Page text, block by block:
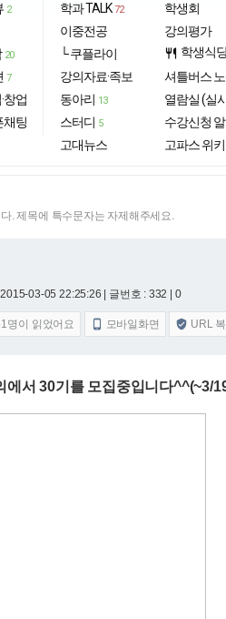
2
20
7
창업
채팅
학과 TALK 72
이중전공
└ 쿠플라이
강의자료·족보
동아리 13
스터디 5
고대뉴스
학생회
강의평가
restaurant 학생식
셔틀버스
열람실 (실
수강신청
고파스 위키
. 제목에 특수문자는 자제해주세요.
03-05 22:25:26 | 글번호 : 332 | 0
명이 읽었어요  모바일화면  URL
에서 30기를 모집중입니다^^(~3/